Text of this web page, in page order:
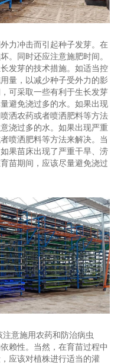
力冲击而引起种子发芽。在
。同时还应注意施肥时间。
发芽的技术措施。如适当控
量，以减少种子受外力的影
可采取一些有利于生长发芽
避免浇过多的水。如果出现
洒农药或者喷洒肥料等方法
浇过多的水。如果出现严重
喷洒肥料等方法来解决。当
果苗床出现了严重干旱、涝
苗期间，应该尽量避免浇过
注意施用农药和防治病虫
赖性。当然，在育苗过程中
应该对植株进行适当的灌